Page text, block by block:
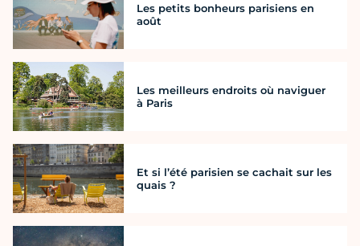
Les petits bonheurs parisiens en
août
Les meilleurs endroits où naviguer
à Paris
Et si l’été parisien se cachait sur les
quais ?